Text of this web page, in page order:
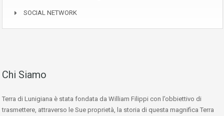
SOCIAL NETWORK
Chi Siamo
Terra di Lunigiana è stata fondata da William Filippi con l’obbiettivo di
trasmettere, attraverso le Sue proprietà, la storia di questa magnifica Terra